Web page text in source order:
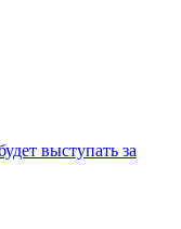
выступать за